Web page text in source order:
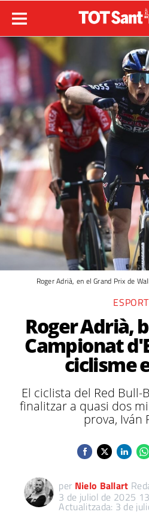
Roger Adrià, en el Grand Prix de
Roger Adrià,
Campionat
ciclisme
El ciclista del Red Bull-
finalitzar a quasi dos
prova, Iván
per Nielo Ballart
3 de juliol de 2025
Actualitzada: 3 de